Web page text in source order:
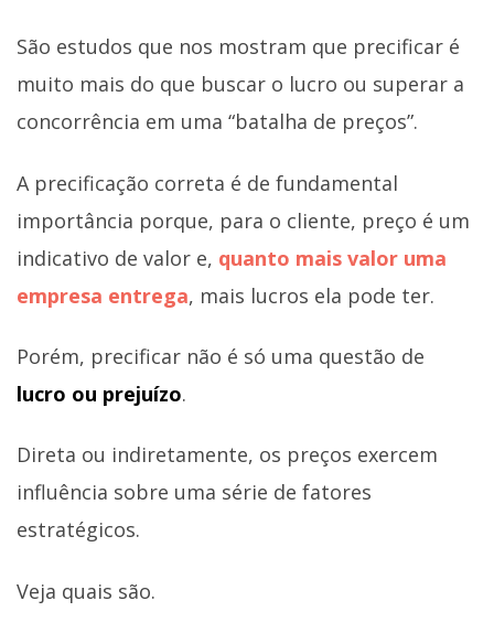
São estudos que nos mostram que precificar é
muito mais do que buscar o lucro ou superar a
concorrência em uma “batalha de preços”.
A precificação correta é de fundamental
importância porque, para o cliente, preço é um
indicativo de valor e, quanto mais valor uma
empresa entrega, mais lucros ela pode ter.
Porém, precificar não é só uma questão de
lucro ou prejuízo.
Direta ou indiretamente, os preços exercem
influência sobre uma série de fatores
estratégicos.
Veja quais são.